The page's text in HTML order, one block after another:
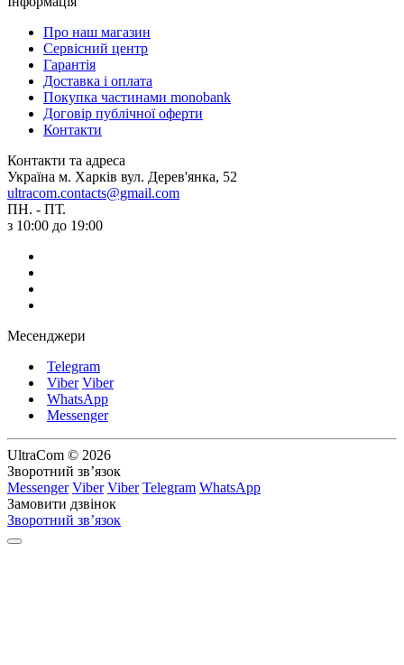
Про наш магазин
Сервісний центр
Гарантія
Доставка і оплата
Покупка частинами monobank
Договір публічної оферти
Контакти
Контакти та адреса
Україна м. Харків вул. Дерев'янка, 52
ultracom.contacts@gmail.com
ПН. - ПТ.
з 10:00 до 19:00
Месенджери
Telegram
Viber Viber
WhatsApp
Messenger
UltraCom © 2026
Зворотний зв’язок
Messenger Viber Viber Telegram WhatsApp
Замовити дзвінок
Зворотний зв’язок